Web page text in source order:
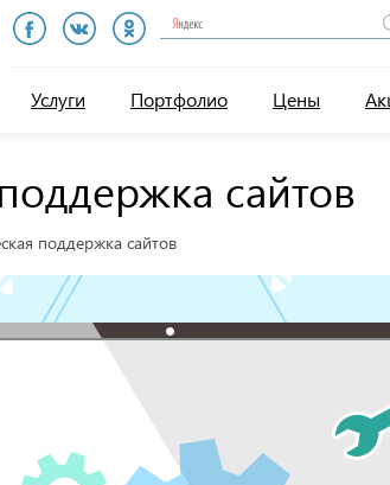
Услуги Портфолио Цены
сайтов
поддержка сайтов